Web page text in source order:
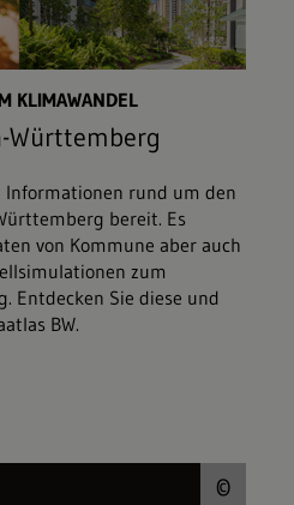
KLIMAWANDEL
Württemberg
Informationen rund um den
bereit. Es
von Kommune aber auch
zum
Entdecken Sie diese und
BW.
©